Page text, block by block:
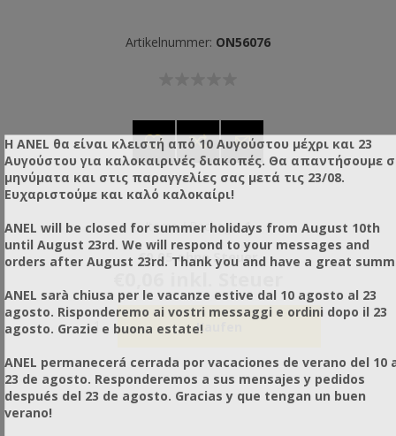
Artikelnummer: ON56076
Items / Package: 1
€0,05 ohne Steuer
Η ANEL θα είναι κλειστή από 10 Αυγούστου μέχρι και 23
Αυγούστου για καλοκαιρινές διακοπές. Θα απαντήσουμε
μηνύματα και στις παραγγελίες σας μετά τις 23/08.
Ευχαριστούμε και καλό καλοκαίρι!
ANEL will be closed for summer holidays from August 10th
until August 23rd. We will respond to your messages and
orders after August 23rd. Thank you and have a great
ANEL sarà chiusa per le vacanze estive dal 10 agosto al 23
agosto. Risponderemo ai vostri messaggi e ordini dopo il 23
agosto. Grazie e buona estate!
ANEL permanecerá cerrada por vacaciones de verano del 10
23 de agosto. Responderemos a sus mensajes y pedidos
después del 23 de agosto. Gracias y que tengan un buen
verano!